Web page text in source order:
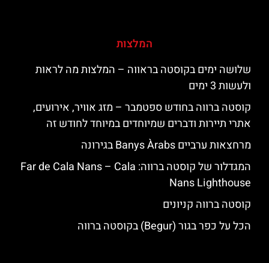
המלצות
שלושה ימים בקוסטה בראווה – המלצות מה לראות
ולעשות 3 ימים
קוסטה ברווה בחודש ספטמבר – מזג אוויר, אירועים,
אתרי תיירות ודברים שמיוחדים במיוחד לחודש זה
מרחצאות ערביים Banys Àrabs בגירונה
המגדלור של קוסטה ברווה: ‪‪Far de Cala Nans – Cala
Nans Lighthouse‬‬
קוסטה ברווה קניונים
הכל על כפר בגור (Begur) בקוסטה ברווה